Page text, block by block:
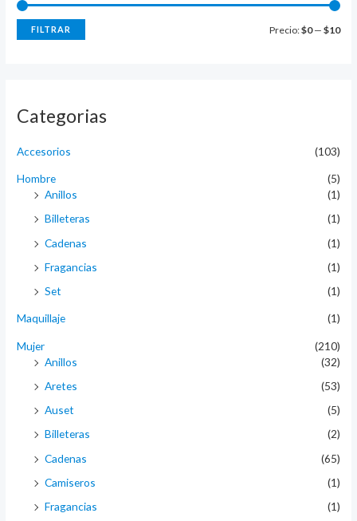
P
í
o
P
á
o
FILTRAR Precio:$0— $10
Categorias
Accesorios (103)
Hombre
(5)
Anillos
(1)
Billeteras
(1)
Cadenas
(1)
Fragancias
(1)
Set
(1)
Maquillaje (1)
Mujer
(210)
Anillos
(32)
Aretes
(53)
Auset
(5)
Billeteras
(2)
Cadenas
(65)
Camiseros
(1)
Fragancias
(1)